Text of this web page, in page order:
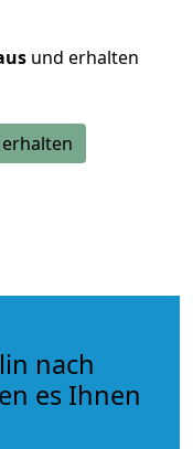
und erhalten
nach
es Ihnen